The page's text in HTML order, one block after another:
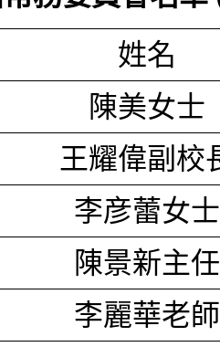
姓名
陳美女士
王耀偉副校
李彦蕾女士
陳景新主任
李麗華老師